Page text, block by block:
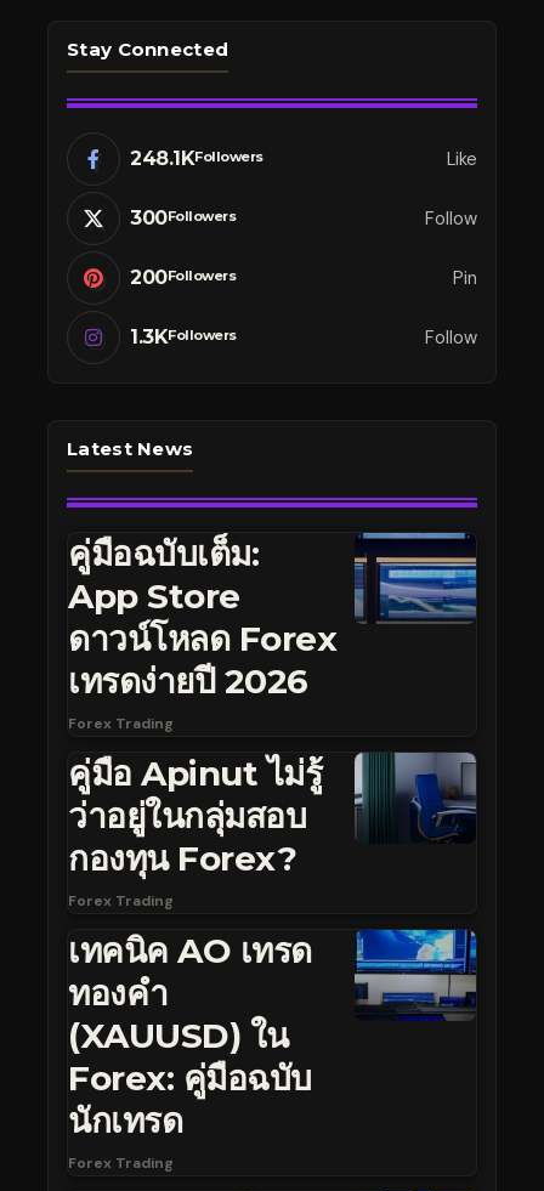
Stay Connected
248.1KFollowers Like
300Followers Follow
200Followers Pin
1.3KFollowers Follow
Latest News
คู่มือฉบับเต็ม:
App Store
ดาวน์โหลด Forex
เทรดง่ายปี 2026
Forex Trading
คู่มือ Apinut ไม่รู้
ว่าอยู่ในกลุ่มสอบ
กองทุน Forex?
Forex Trading
เทคนิค AO เทรด
ทองคำ
(XAUUSD) ใน
Forex: คู่มือฉบับ
นักเทรด
Forex Trading